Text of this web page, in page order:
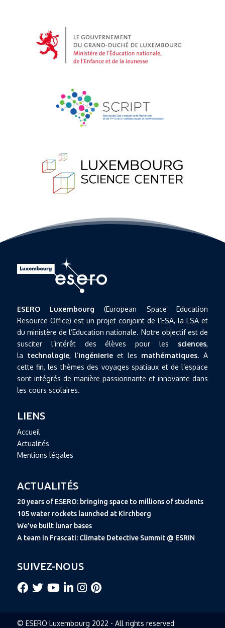
ESERO Luxembourg (European Space Education
Resource Office) est un projet conjoint de l’ESA, la LSA et
du ministère de l’Education nationale. Notre objectif est de
susciter l’intérêt des élèves pour les sciences,
la technologie, l’ingénierieet les mathématiques. A
cette fin, les thèmes des voyages spatiaux et de l’espace
sont intégrés de manière passionnante et innovante dans
les cours scolaires.
LIENS
Accueil
Actualités
Mentions légales
ACTUALITÉS
20 years of ESERO: bringing space to millions of students
105 water rockets launched at Kirchberg
We’ve built lunar bases
A team in Frascati: Climate Detective Summit @ ESRIN
SUIVEZ-NOUS
© ESERO Luxembourg 2022 - All rights reserved